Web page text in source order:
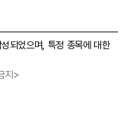
되었으며, 특정 종목에 대한
지>